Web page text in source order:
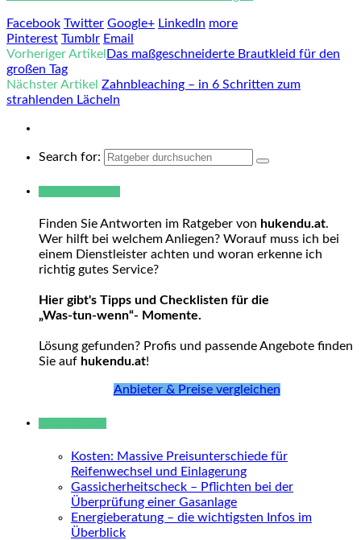
Facebook Twitter Google+ LinkedIn more
Pinterest Tumblr Email
Vorheriger Artikel Das maßgeschneiderte Brautkleid für den
großen Tag
Nächster Artikel Zahnbleaching – in 6 Schritten zum
strahlenden Lächeln
Search for:
Finden Sie Antworten im Ratgeber von hukendu.at.
Wer hilft bei welchem Anliegen? Worauf muss ich bei
einem Dienstleister achten und woran erkenne ich
richtig gutes Service?
Hier gibt's Tipps und Checklisten für die
„Was-tun-wenn“- Momente.
Lösung gefunden? Profis und passende Angebote finden
Sie auf hukendu.at!
Anbieter & Preise vergleichen
Kosten: Massive Preisunterschiede für
Reifenwechsel und Einlagerung
Gassicherheitscheck – Pflichten bei der
Überprüfung einer Gasanlage
Energieberatung – die wichtigsten Infos im
Überblick